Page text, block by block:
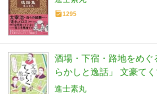
1295
酒場・下宿・路地をめぐ
らかしと逸話」 文豪て
進士素丸